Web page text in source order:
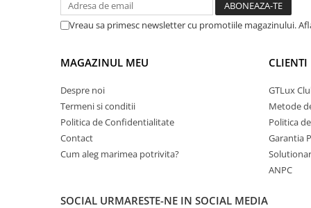
Vreau sa primesc newsletter cu promotiile magazinului.
MAGAZINUL MEU
Despre noi
Termeni si conditii
Politica de Confidentialitate
Contact
Cum aleg marimea potrivita?
CLIENTI
GTLux
Metode
Politica
Garantia
ANPC
SOCIAL URMARESTE-NE IN SOCIAL MEDIA